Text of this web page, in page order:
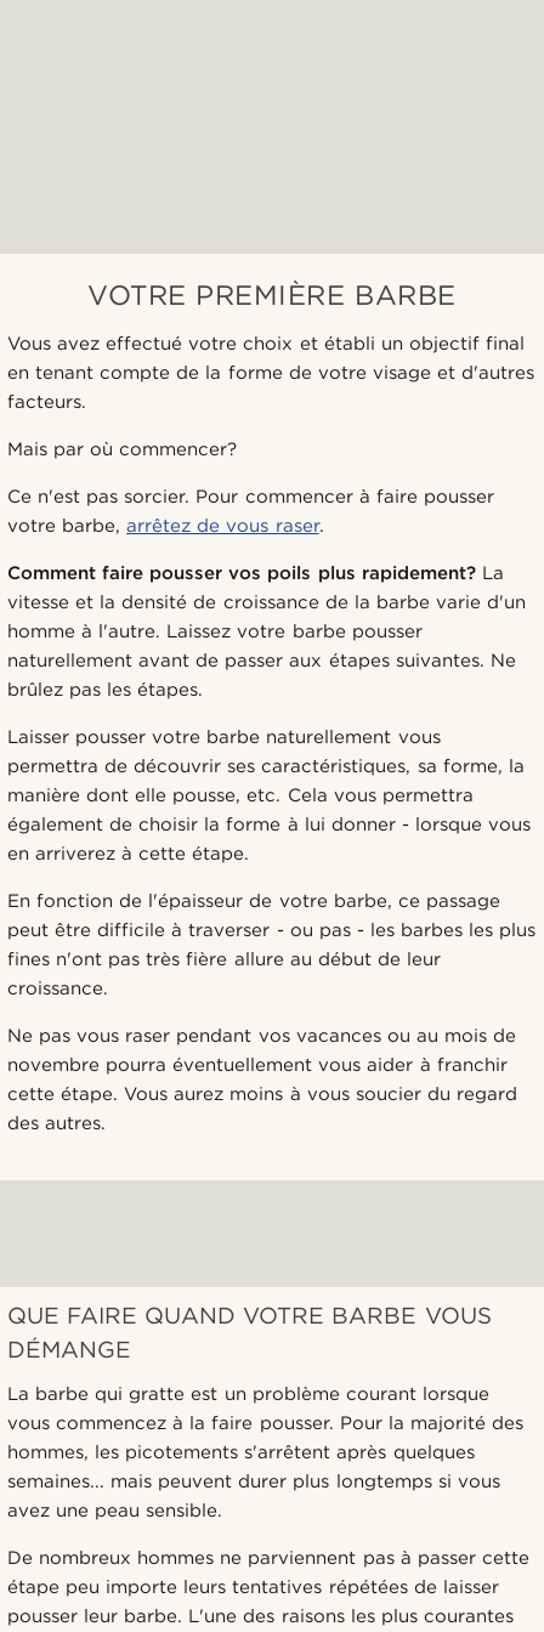
VOTRE PREMIÈRE BARBE
Vous avez effectué votre choix et établi un objectif final
en tenant compte de la forme de votre visage et d'autres
facteurs.
Mais par où commencer?
Ce n'est pas sorcier. Pour commencer à faire pousser
votre barbe,arrêtez de vous raser.
Comment faire pousser vos poils plus rapidement?La
vitesse et la densité de croissance de la barbe varie d'un
homme à l'autre. Laissez votre barbe pousser
naturellement avant de passer aux étapes suivantes. Ne
brûlez pas les étapes.
Laisser pousser votre barbe naturellement vous
permettra de découvrir ses caractéristiques, sa forme, la
manière dont elle pousse, etc. Cela vous permettra
également de choisir la forme à lui donner - lorsque vous
en arriverez à cette étape.
En fonction de l'épaisseur de votre barbe, ce passage
peut être difficile à traverser - ou pas - les barbes les plus
fines n'ont pas très fière allure au début de leur
croissance.
Ne pas vous raser pendant vos vacances ou au mois de
novembre pourra éventuellement vous aider à franchir
cette étape. Vous aurez moins à vous soucier du regard
des autres.
QUE FAIRE QUAND VOTRE BARBE VOUS
DÉMANGE
La barbe qui gratte est un problème courant lorsque
vous commencez à la faire pousser. Pour la majorité des
hommes, les picotements s'arrêtent après quelques
semaines... mais peuvent durer plus longtemps si vous
avez une peau sensible.
De nombreux hommes ne parviennent pas à passer cette
étape peu importe leurs tentatives répétées de laisser
pousser leur barbe. L'une des raisons les plus courantes